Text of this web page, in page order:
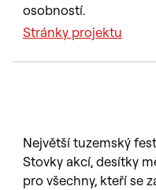
osobností.
Stránky projektu
Největší tuzemský
Stovky akcí, desítky
pro všechny, kteří se